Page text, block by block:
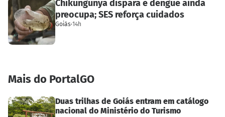
Chikungunya dispara e dengue ainda
preocupa; SES reforça cuidados
Goiás·14h
Mais do PortalGO
Duas trilhas de Goiás entram em catálogo
nacional do Ministério do Turismo